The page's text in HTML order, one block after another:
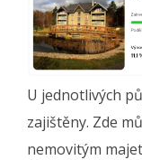
U jednotlivých
zajištěny. Zde
nemovitým